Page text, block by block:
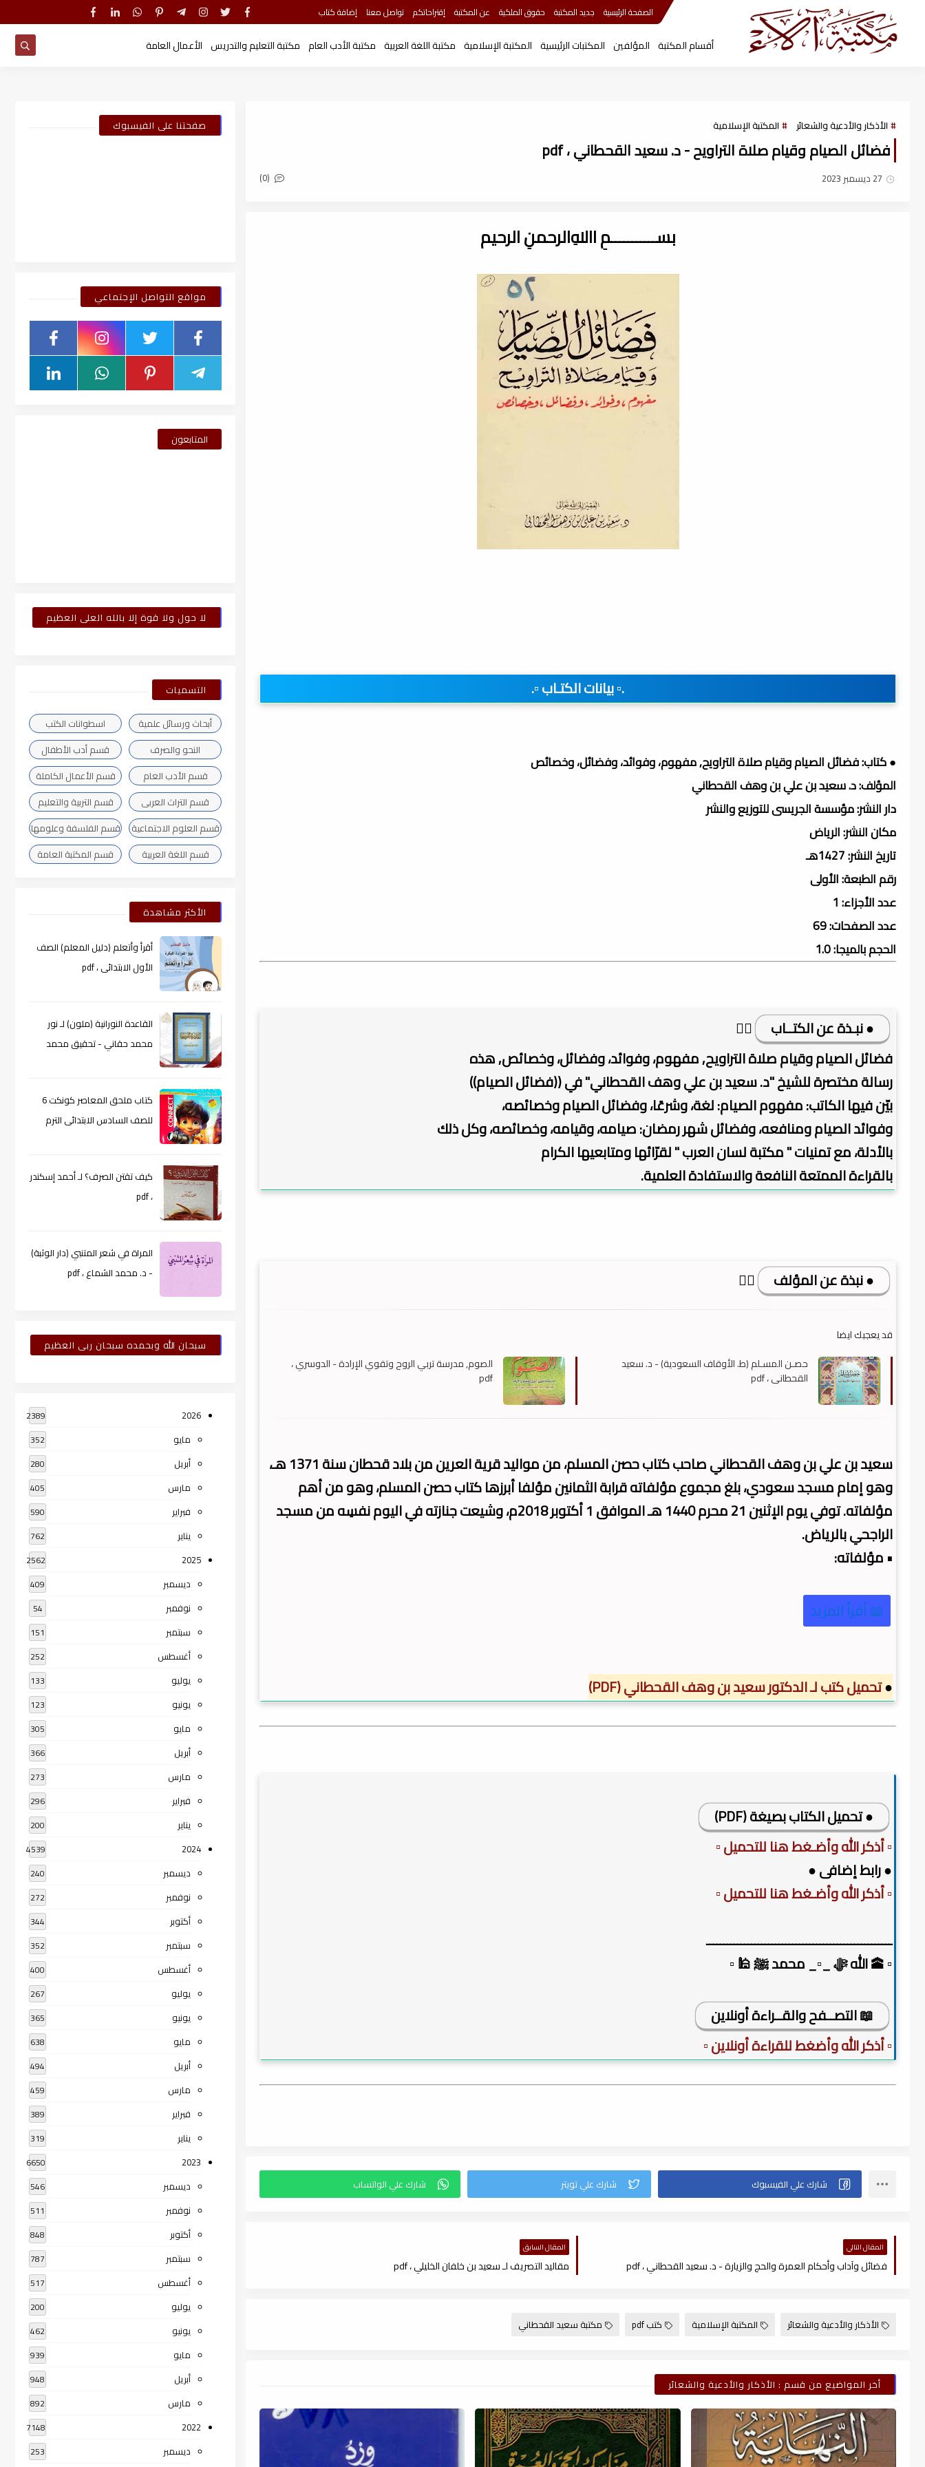
الصفحة الرئيسية جديد المكتبة حقوق الملكية عن المكتبة إقتراحاتكم تواصل معنا إضافة كتاب
أقسام المكتبة المؤلفين المكتبات الرئيسية المكتبة الإسلامية مكتبة اللغة العربية مكتبة الأدب العام مكتبة التعليم والتدريس الأعمال العامة
الأذكار والأدعية والشعائر المكتبة الإسلامية
فضائل الصيام وقيام صلاة التراويح - د. سعيد القحطاني ، pdf
27 ديسمبر 2023 (0)
بســـــــــــمِ اﷲِالرحمنِ الرحيم
.▫️ بيانات الكتـاب ▫️.
● كتاب: فضائل الصيام وقيام صلاة التراويح, مفهوم، وفوائد، وفضائل، وخصائص
المؤلف: د. سعيد بن علي بن وهف القحطاني
دار النشر: مؤسسة الجريسى للتوزيع والنشر
مكان النشر: الرياض
تاريخ النشر: 1427هـ
رقم الطبعة: الأولى
عدد الأجزاء: 1
عدد الصفحات: 69
الحجم بالميجا: 1.0
● نبـذة عن الكتــاب
👇🏿
فضائل الصيام وقيام صلاة التراويح, مفهوم، وفوائد، وفضائل، وخصائص, هذه
رسالة مختصرة للشيخ "د. سعيد بن علي وهف القحطاني" في ((فضائل الصيام))
بيّن فيها الكاتب: مفهوم الصيام: لغة، وشرعًا، وفضائل الصيام وخصائصه،
وفوائد الصيام ومنافعه، وفضائل شهر رمضان: صيامه، وقيامه، وخصائصه، وكل ذلك
بالأدلة، مع تمنيات " مكتبة لسان العرب " لقرّائها ومتابعيها الكرام
بالقراءة الممتعة النافعة والاستفادة العلمية.
● نبذة عن المؤلف 👇🏿
قد يعجبك ايضا
حصـن المسـلم (ط. الأوقاف السعودية) - د. سعيد
القحطاني ، pdf
الصوم, مدرسة تربي الروح وتقوي الإرادة - الدوسري ،
pdf
سعيد بن علي بن وهف القحطاني صاحب كتاب حصن المسلم، من مواليد قرية العرين من بلاد قحطان سنة 1371 هـ،
وهو إمام مسجد سعودي، بلغ مجموع مؤلفاته قرابة الثمانين مؤلفا أبرزها كتاب حصن المسلم، وهو من أهم
مؤلفاته. توفي يوم الإثنين 21 محرم 1440 هـ الموافق 1 أكتوبر 2018م، وشيعت جنازته في اليوم نفسِه من مسجد
الراجحي بالرياض.
• مؤلفاته:
📖 أقرأ المزيد
●تحميل كتب لـ الدكتور سعيد بن وهف القحطاني (PDF)
● تحميل الكتاب بصيغة (PDF)
▫️ أذكر الله وأضـغط هنا للتحميل ▫️
● رابط إضافى ●
▫️ أذكر الله وأضـغط هنا للتحميل ▫️
ــــــــــــــــــــــــــــــــــــــــــــــــــــــ
▫️ 🕋 الله ﷻ _▫️_ محمد ﷺ 🕌 ▫️
📖 التصــفح والقــراءة أونلاين
▫️ أذكر الله وأضغط للقراءة أونلاين ▫️
المقال التالي
فضائل وآداب وأحكام العمرة والحج والزيارة - د. سعيد القحطاني ، pdf
المقال السابق
مقاليد التصريف لـ سعيد بن خلفان الخليلي ، pdf
الأذكار والأدعية والشعائر المكتبة الإسلامية كتب pdf مكتبة سعيد القحطاني
أخر المواضيع من قسم : الأذكار والأدعية والشعائر
صفحتنا على الفيسبوك
مواقع التواصل الإجتماعي
المتابعون
لا حول ولا قوة إلا بالله العلى العظيم
التسميات
أبحاث ورسائل علمية
اسطوانات الكتب
النحو والصرف
قسم أدب الأطفال
قسم الأدب العام
قسم الأعمال الكاملة
قسم التراث العربى
قسم التربية والتعليم
قسم العلوم الاجتماعية
قسم الفلسفة وعلومها
قسم اللغة العربية
قسم المكتبة العامة
الأكثر مشاهدة
أقرأ وأتعلم (دليل المعلم) الصف
الأول الابتدائى ، pdf
القاعدة النورانية (ملون) لـ نور
محمد حقاني - تحقيق محمد
كتاب ملحق المعاصر كونكت 6
للصف السادس الابتدائى الترم
كيف تقتن الصرف؟ لـ أحمد إسكندر
، pdf
المراة في شعر المتنبي (دار الوثبة)
- د. محمد الشماع ، pdf
سبحان الله وبحمده سبحان ربى العظيم
2026
2389
مايو 352
أبريل 280
مارس 405
فبراير 590
يناير 762
2025
2562
ديسمبر 409
نوفمبر 54
سبتمبر 151
أغسطس 252
يوليو 133
يونيو 123
مايو 305
أبريل 366
مارس 273
فبراير 296
يناير 200
2024
4539
ديسمبر 240
نوفمبر 272
أكتوبر 344
سبتمبر 352
أغسطس 400
يوليو 267
يونيو 365
مايو 638
أبريل 494
مارس 459
فبراير 389
يناير 319
2023
6650
ديسمبر 546
نوفمبر 511
أكتوبر 848
سبتمبر 787
أغسطس 517
يوليو 200
يونيو 462
مايو 939
أبريل 948
مارس 892
2022
7148
ديسمبر 253